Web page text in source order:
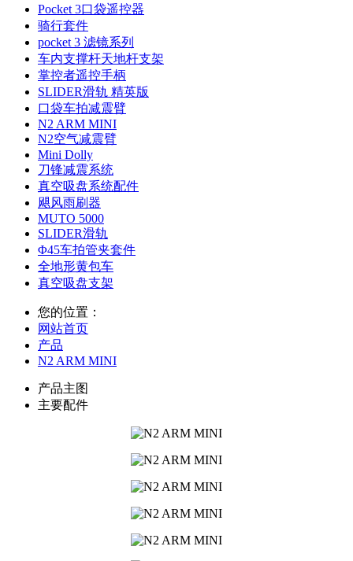
Pocket 3口袋遥控器
骑行套件
pocket 3 滤镜系列
车内支撑杆天地杆支架
掌控者遥控手柄
SLIDER滑轨 精英版
口袋车拍减震臂
N2 ARM MINI
N2空气减震臂
Mini Dolly
刀锋减震系统
真空吸盘系统配件
飓风雨刷器
MUTO 5000
SLIDER滑轨
Φ45车拍管夹套件
全地形黄包车
真空吸盘支架
您的位置：
网站首页
产品
N2 ARM MINI
产品主图
主要配件